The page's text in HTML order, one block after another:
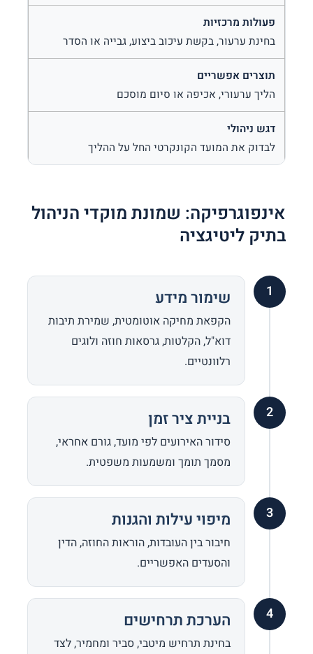
בחינת ערעור, בקשת עיכוב ביצוע, גבייה או הסדר
הליך ערעורי, אכיפה או סיום מוסכם
לבדוק את המועד הקונקרטי החל על ההליך
אינפוגרפיקה: שמונת מוקדי הניהול
בתיק ליטיגציה
1 שימור מידע
הקפאת מחיקה אוטומטית, שמירת תיבות
דוא"ל, הקלטות, גרסאות חוזה ולוגים
רלוונטיים.
2 בניית ציר זמן
סידור האירועים לפי מועד, גורם אחראי,
מסמך תומך ומשמעות משפטית.
3 מיפוי עילות והגנות
חיבור בין העובדות, הוראות החוזה, הדין
והסעדים האפשריים.
4 הערכת תרחישים
בחינת תרחיש מיטבי, סביר ומחמיר, לצד